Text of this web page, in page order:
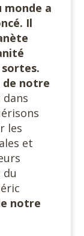
monde a
Il
de notre
dans
les
et
notre